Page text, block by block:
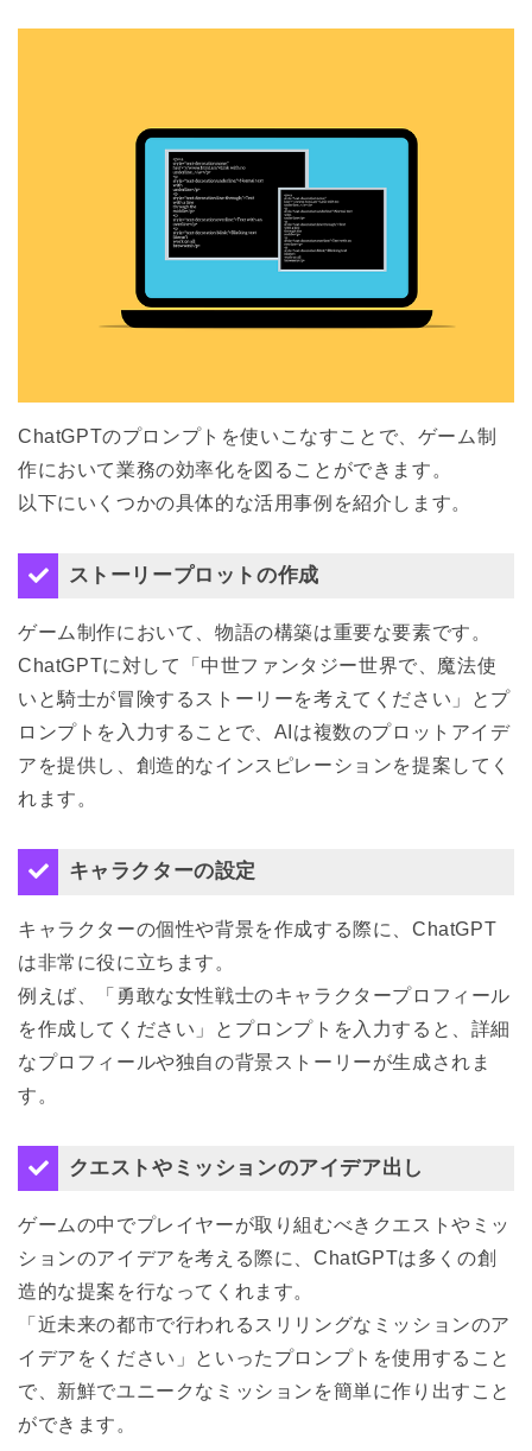
ChatGPTのプロンプトを使いこなすことで、ゲーム制
作において業務の効率化を図ることができます。
以下にいくつかの具体的な活用事例を紹介します。
ストーリープロットの作成
ゲーム制作において、物語の構築は重要な要素です。
ChatGPTに対して「中世ファンタジー世界で、魔法使
いと騎士が冒険するストーリーを考えてください」とプ
ロンプトを入力することで、AIは複数のプロットアイデ
アを提供し、創造的なインスピレーションを提案してく
れます。
キャラクターの設定
キャラクターの個性や背景を作成する際に、ChatGPT
は非常に役に立ちます。
例えば、「勇敢な女性戦士のキャラクタープロフィール
を作成してください」とプロンプトを入力すると、詳細
なプロフィールや独自の背景ストーリーが生成されま
す。
クエストやミッションのアイデア出し
ゲームの中でプレイヤーが取り組むべきクエストやミッ
ションのアイデアを考える際に、ChatGPTは多くの創
造的な提案を行なってくれます。
「近未来の都市で行われるスリリングなミッションのア
イデアをください」といったプロンプトを使用すること
で、新鮮でユニークなミッションを簡単に作り出すこと
ができます。